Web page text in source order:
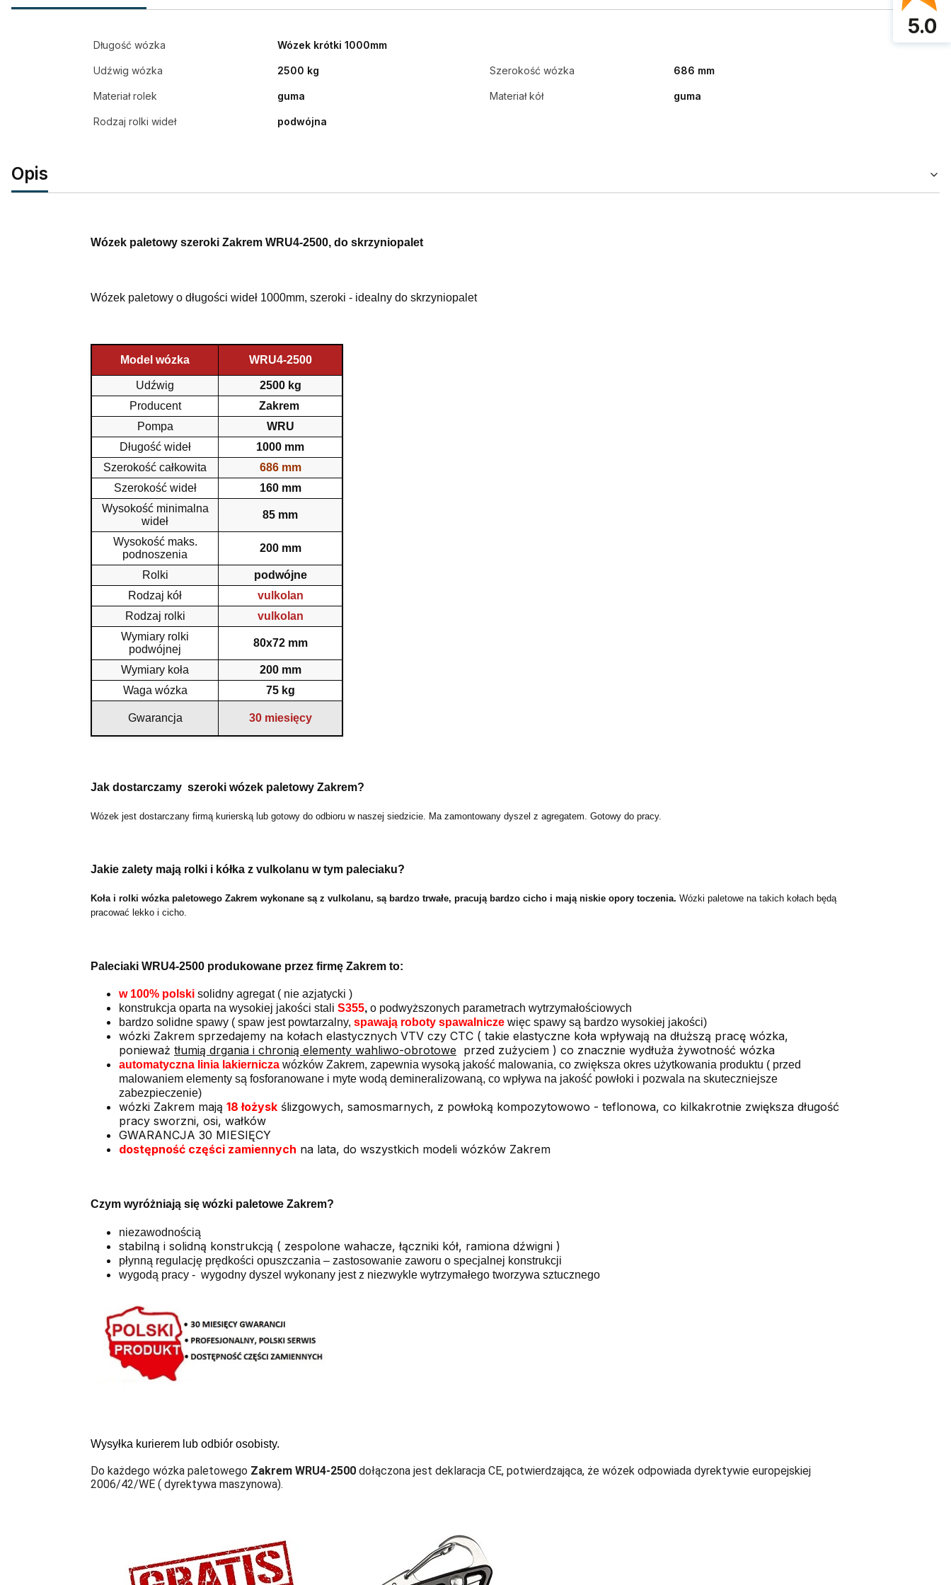
Długość wózka Wózek krótki 1000mm
Udźwig wózka 2500 kg Szerokość wózka 686 mm
Materiał rolek guma Materiał kół guma
Rodzaj rolki wideł podwójna
Opis
Wózek paletowy szeroki Zakrem WRU4-2500, do skrzyniopalet
Wózek paletowy o długości wideł 1000mm, szeroki - idealny do skrzyniopalet
Model wózka WRU4-2500
Udźwig
2500 kg
Producent
Zakrem
Pompa
WRU
Długość wideł
1000 mm
Szerokość całkowita
686 mm
Szerokość wideł
160 mm
Wysokość minimalna
wideł
85 mm
Wysokość maks.
podnoszenia
200 mm
Rolki
podwójne
Rodzaj kół
vulkolan
Rodzaj rolki
vulkolan
Wymiary rolki
podwójnej
80x72 mm
Wymiary koła
200 mm
Waga wózka
75 kg
Gwarancja 30 miesięcy
Jak dostarczamy szeroki wózek paletowy Zakrem?
Wózek jest dostarczany firmą kurierską lub gotowy do odbioru w naszej siedzicie. Ma zamontowany dyszel z agregatem. Gotowy do pracy.
Jakie zalety mają rolki i kółka z vulkolanu w tym paleciaku?
Koła i rolki wózka paletowego Zakrem wykonane są z vulkolanu, są bardzo trwałe, pracują bardzo cicho i mają niskie opory toczenia. Wózki paletowe na takich kołach będą
pracować lekko i cicho.
Paleciaki WRU4-2500 produkowane przez firmę Zakrem to:
w 100% polski solidny agregat ( nie azjatycki )
konstrukcja oparta na wysokiej jakości stali S355, o podwyższonych parametrach wytrzymałościowych
bardzo solidne spawy ( spaw jest powtarzalny, spawają roboty spawalnicze więc spawy są bardzo wysokiej jakości)
wózki Zakrem sprzedajemy na kołach elastycznych VTV czy CTC ( takie elastyczne koła wpływają na dłuższą pracę wózka,
ponieważ tłumią drgania i chronią elementy wahliwo-obrotowe przed zużyciem ) co znacznie wydłuża żywotność wózka
automatyczna linia lakiernicza wózków Zakrem, zapewnia wysoką jakość malowania, co zwiększa okres użytkowania produktu ( przed
malowaniem elementy są fosforanowane i myte wodą demineralizowaną, co wpływa na jakość powłoki i pozwala na skuteczniejsze
zabezpieczenie)
wózki Zakrem mają 18 łożysk ślizgowych, samosmarnych, z powłoką kompozytowowo - teflonowa, co kilkakrotnie zwiększa długość
pracy sworzni, osi, wałków
GWARANCJA 30 MIESIĘCY
dostępność części zamiennych na lata, do wszystkich modeli wózków Zakrem
Czym wyróżniają się wózki paletowe Zakrem?
niezawodnością
stabilną i solidną konstrukcją ( zespolone wahacze, łączniki kół, ramiona dźwigni )
płynną regulację prędkości opuszczania – zastosowanie zaworu o specjalnej konstrukcji
wygodą pracy - wygodny dyszel wykonany jest z niezwykle wytrzymałego tworzywa sztucznego
Wysyłka kurierem lub odbiór osobisty.
Do każdego wózka paletowego Zakrem WRU4-2500 dołączona jest deklaracja CE, potwierdzająca, że wózek odpowiada dyrektywie europejskiej
2006/42/WE ( dyrektywa maszynowa).
5.0